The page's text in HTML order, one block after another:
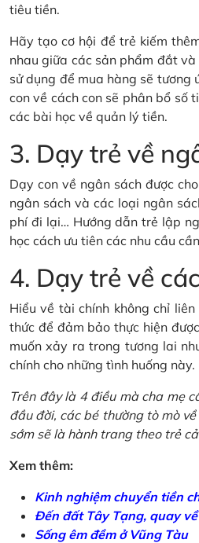
tiêu tiền.
Hãy tạo cơ hội để trẻ kiếm
nhau giữa các sản phẩm đắt
sử dụng để mua hàng sẽ tương
con về cách con sẽ phân bổ số
các bài học về quản lý tiền.
3. Dạy trẻ về
Dạy con về ngân sách được
ngân sách và các loại ngân
phí đi lại… Hướng dẫn trẻ lập
học cách ưu tiên các nhu cầu
4. Dạy trẻ về
Hiểu về tài chính không chỉ
thức để đảm bảo thực hiện
muốn xảy ra trong tương lai
chính cho những tình huống này.
Trên đây là 4 điều mà cha mẹ
đầu đời, các bé thường tò mò
sớm sẽ là hành trang theo trẻ
Xem thêm:
Kinh nghiệm chuyển tiền
Đến đất Tây Tạng, quay
Sống êm đềm ở Vũng Tàu